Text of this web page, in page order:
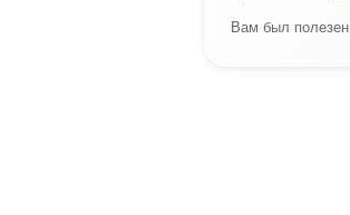
Вам был